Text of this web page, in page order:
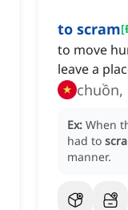
to scram[
to move
leave a
chuồn,
Ex: When
had to
manner.